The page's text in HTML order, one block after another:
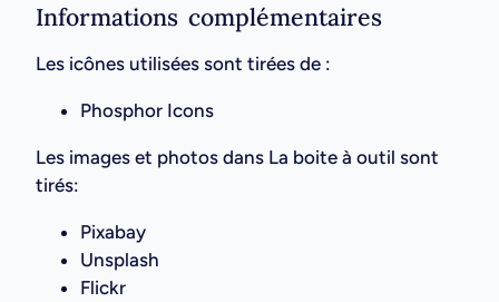
Informations complémentaires
Les icônes utilisées sont tirées de :
Phosphor Icons
Les images et photos dans La boite à outil sont
tirés:
Pixabay
Unsplash
Flickr